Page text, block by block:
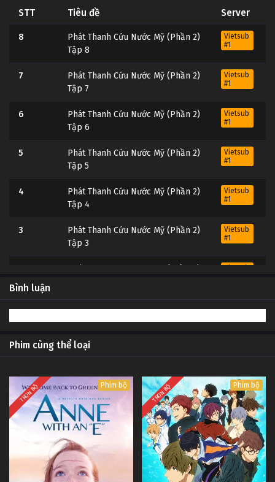
STT Tiêu đề Server
8
Phát Thanh Cứu Nước Mỹ (Phần 2)
Tập 8
Vietsub
#1
7
Phát Thanh Cứu Nước Mỹ (Phần 2)
Tập 7
Vietsub
#1
6
Phát Thanh Cứu Nước Mỹ (Phần 2)
Tập 6
Vietsub
#1
5
Phát Thanh Cứu Nước Mỹ (Phần 2)
Tập 5
Vietsub
#1
4
Phát Thanh Cứu Nước Mỹ (Phần 2)
Tập 4
Vietsub
#1
3
Phát Thanh Cứu Nước Mỹ (Phần 2)
Tập 3
Vietsub
#1
1
Phát Thanh Cứu Nước Mỹ (Phần 2)
Tập 1
Bình luận
Phim cùng thể loại
TRỌN BỘ Phim bộ TRỌN BỘ Phim bộ